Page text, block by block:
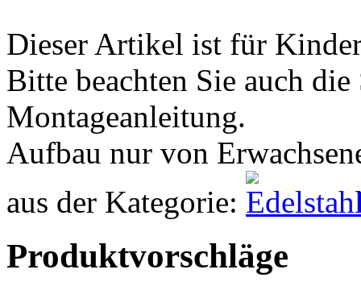
Dieser Artikel ist für
Bitte beachten Sie auch
Montageanleitung.
Aufbau nur von
aus der Kategorie:
Produktvorschläge